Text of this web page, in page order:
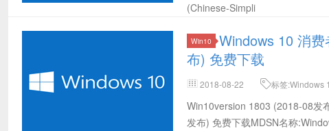
(Chinese-Simpli
Win10
Windows 10 消
布) 免费下载
2018-08-22
标签:Windows
(2018-08发布) 32位官方下载
Win10version 1803 (2018-08发
发布) 免费下载MDSN名称